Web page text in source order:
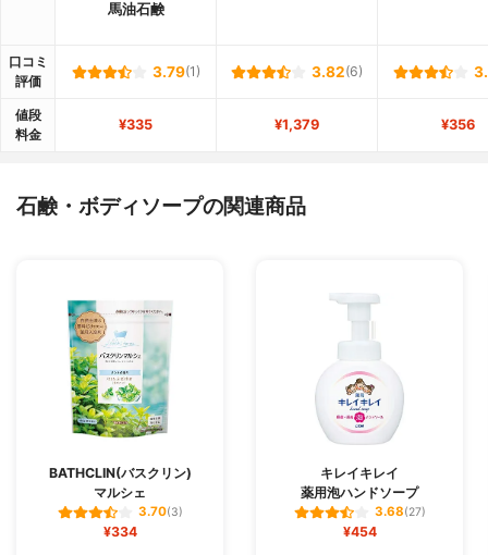
馬油石鹸
口コミ
評価
3.79(1) 3.82(6)
値段
料金
¥335 ¥1,379 ¥356
石鹸・ボディソープの関連商品
BATHCLIN(バスクリン)
マルシェ
3.70(3)
¥334
キレイキレイ
薬用泡ハンドソープ
3.68(27)
¥454